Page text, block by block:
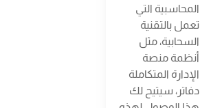
المحاسبية التي
تعمل بالتقنية
السحابية، مثل
أنظمة منصة
الإدارة المتكاملة
دفاتر، سيتيح لك